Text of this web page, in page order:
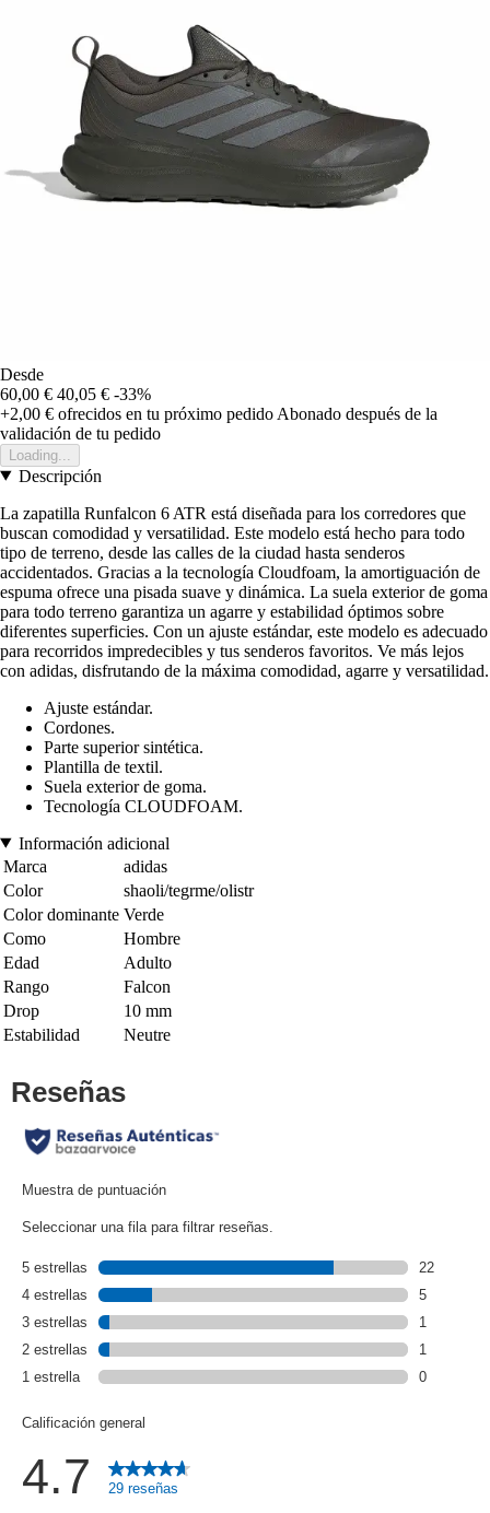
Desde
60,00 € 40,05 € -33%
+2,00 € ofrecidos en tu próximo pedido Abonado después de la
validación de tu pedido
Loading...
Descripción
La zapatilla Runfalcon 6 ATR está diseñada para los corredores que
buscan comodidad y versatilidad. Este modelo está hecho para todo
tipo de terreno, desde las calles de la ciudad hasta senderos
accidentados. Gracias a la tecnología Cloudfoam, la amortiguación de
espuma ofrece una pisada suave y dinámica. La suela exterior de goma
para todo terreno garantiza un agarre y estabilidad óptimos sobre
diferentes superficies. Con un ajuste estándar, este modelo es adecuado
para recorridos impredecibles y tus senderos favoritos. Ve más lejos
con adidas, disfrutando de la máxima comodidad, agarre y versatilidad.
Ajuste estándar.
Cordones.
Parte superior sintética.
Plantilla de textil.
Suela exterior de goma.
Tecnología CLOUDFOAM.
Información adicional
Marca
adidas
Color
shaoli/tegrme/olistr
Color dominante Verde
Como
Hombre
Edad
Adulto
Rango
Falcon
Drop
10 mm
Estabilidad
Neutre